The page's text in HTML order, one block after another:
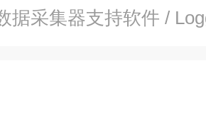
据采集器支持软件 /